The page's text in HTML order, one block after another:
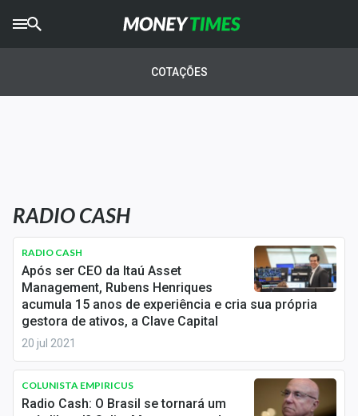
AGROTIMES
Newsletters
Money Trader
Anuncie
Newsletters
Cotações
COTAÇÕES
RADIO CASH
RADIO CASH
Após ser CEO da Itaú Asset
Management, Rubens Henriques
acumula 15 anos de experiência e cria sua própria
gestora de ativos, a Clave Capital
20 jul 2021
COLUNISTA EMPIRICUS
Radio Cash: O Brasil se tornará um